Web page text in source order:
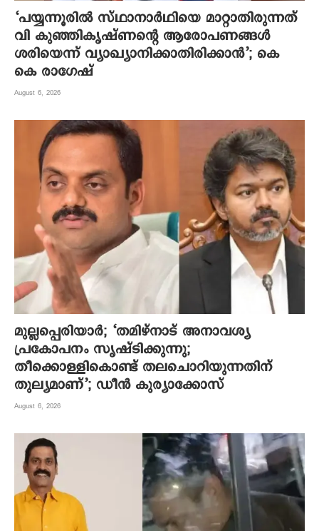
‘പയ്യന്നൂരിൽ സ്ഥാനാർഥിയെ മാറ്റാതിരുന്നത്
വി കുഞ്ഞികൃഷ്ണന്റെ ആരോപണങ്ങൾ
ശരിയെന്ന് വ്യാഖ്യാനിക്കാതിരിക്കാൻ’; കെ
കെ രാഗേഷ്
August 6, 2026
മുല്ലപ്പെരിയാര്‍; ‘തമിഴ്നാട് അനാവശ്യ
പ്രകോപനം സൃഷ്ടിക്കുന്നു;
തീക്കൊള്ളികൊണ്ട് തലചൊറിയുന്നതിന്
തുല്യമാണ്’; ഡീന്‍ കുര്യാക്കോസ്
August 6, 2026